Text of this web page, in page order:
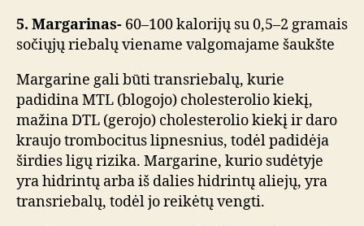
5. Margarinas- 60–100 kalorijų su 0,5–2 gramais
sočiųjų riebalų viename valgomajame šaukšte
Margarine gali būti transriebalų, kurie
padidina MTL (blogojo) cholesterolio kiekį,
mažina DTL (gerojo) cholesterolio kiekį ir daro
kraujo trombocitus lipnesnius, todėl padidėja
širdies ligų rizika. Margarine, kurio sudėtyje
yra hidrintų arba iš dalies hidrintų aliejų, yra
transriebalų, todėl jo reikėtų vengti.